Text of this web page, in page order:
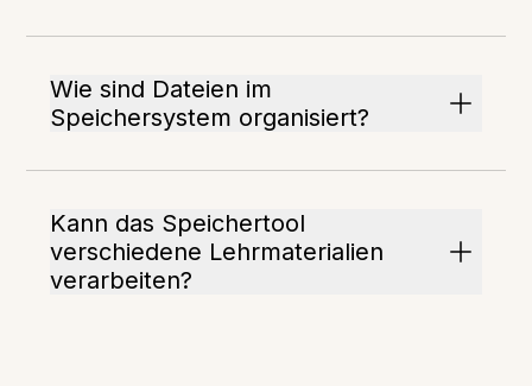
Wie sind Dateien im
Speichersystem organisiert?
Kann das Speichertool
verschiedene Lehrmaterialien
verarbeiten?